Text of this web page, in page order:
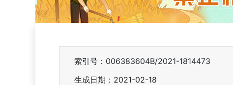
索引号：006383604B/2021-1814473
生成日期：2021-02-18